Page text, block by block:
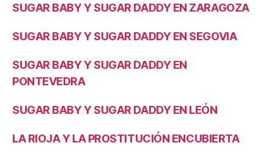
SUGAR BABY Y SUGAR DADDY EN ZARAGOZA
SUGAR BABY Y SUGAR DADDY EN SEGOVIA
SUGAR BABY Y SUGAR DADDY EN
PONTEVEDRA
SUGAR BABY Y SUGAR DADDY EN LEÓN
LA RIOJA Y LA PROSTITUCIÓN ENCUBIERTA